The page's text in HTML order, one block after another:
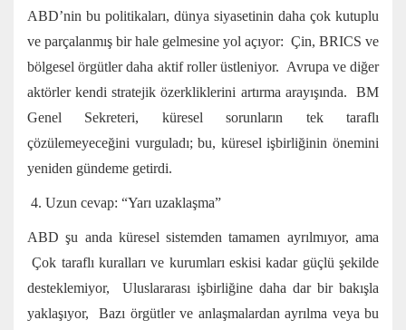
ABD’nin bu politikaları, dünya siyasetinin daha çok kutuplu
ve parçalanmış bir hale gelmesine yol açıyor: Çin, BRICS ve
bölgesel örgütler daha aktif roller üstleniyor. Avrupa ve diğer
aktörler kendi stratejik özerkliklerini artırma arayışında. BM
Genel Sekreteri, küresel sorunların tek taraflı
çözülemeyeceğini vurguladı; bu, küresel işbirliğinin önemini
yeniden gündeme getirdi.
4. Uzun cevap: “Yarı uzaklaşma”
ABD şu anda küresel sistemden tamamen ayrılmıyor, ama
Çok taraflı kuralları ve kurumları eskisi kadar güçlü şekilde
desteklemiyor, Uluslararası işbirliğine daha dar bir bakışla
yaklaşıyor, Bazı örgütler ve anlaşmalardan ayrılma veya bu